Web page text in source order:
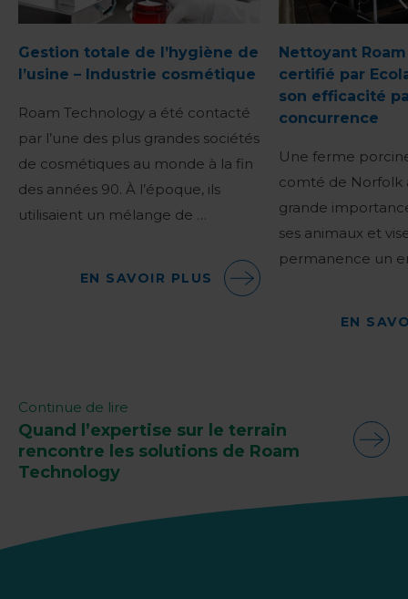
Gestion totale de l’hygiène de
l’usine – Industrie cosmétique
Roam Technology a été contacté
par l’une des plus grandes sociétés
de cosmétiques au monde à la fin
des années 90. À l’époque, ils
utilisaient un mélange de …
EN SAVOIR PLUS
Nettoyant
certifié par
son efficacité
concurrence
Une ferme
comté de Norfolk
grande
ses animaux et
permanence un
EN
Continue de lire
Quand l’expertise sur le terrain
rencontre les solutions de Roam
Technology